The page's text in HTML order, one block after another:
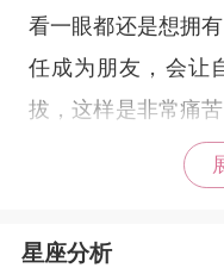
看一眼都还是想拥
任成为朋友，会让
拔，这样是非常痛
着重新开始，会让自
星座分析